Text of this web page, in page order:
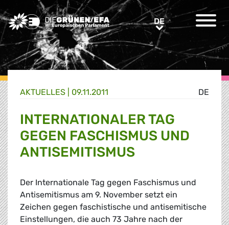
Greens/EFA Home DEDE
DE
AKTUELLES | 09.11.2011
INTERNATIONALER TAG
GEGEN FASCHISMUS UND
ANTISEMITISMUS
Der Internationale Tag gegen Faschismus und
Antisemitismus am 9. November setzt ein
Zeichen gegen faschistische und antisemitische
Einstellungen, die auch 73 Jahre nach der